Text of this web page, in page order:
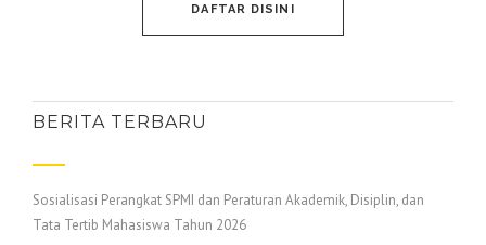
DAFTAR DISINI
BERITA TERBARU
Sosialisasi Perangkat SPMI dan Peraturan Akademik, Disiplin, dan
Tata Tertib Mahasiswa Tahun 2026